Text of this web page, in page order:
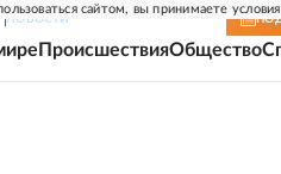
сайтом, вы принимаете условия
НОВОСТИ
ПроисшествияОбщество